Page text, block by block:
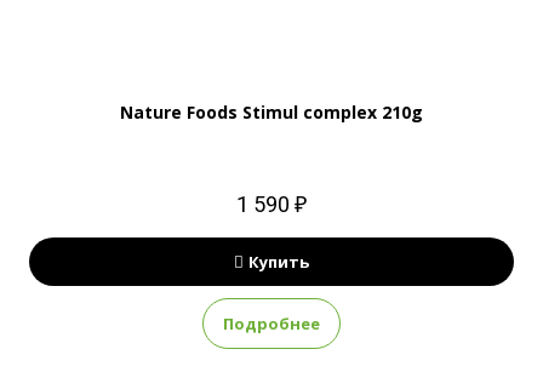
Nature Foods Stimul complex 210g
1 590 ₽
Купить
Подробнее